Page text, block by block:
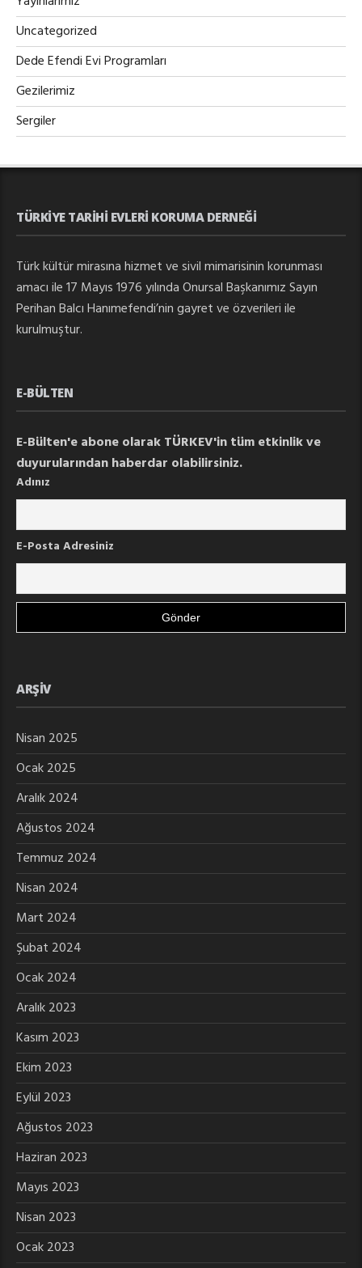
Uncategorized
Dede Efendi Evi Programları
Gezilerimiz
Sergiler
TÜRKIYE TARIHI EVLERI KORUMA DERNEĞI
Türk kültür mirasına hizmet ve sivil mimarisinin korunması
amacı ile 17 Mayıs 1976 yılında Onursal Başkanımız Sayın
Perihan Balcı Hanımefendi’nin gayret ve özverileri ile
kurulmuştur.
E-BÜLTEN
E-Bülten'e abone olarak TÜRKEV'in tüm etkinlik ve
duyurularından haberdar olabilirsiniz.
Adınız
E-Posta Adresiniz
ARŞIV
Nisan 2025
Ocak 2025
Aralık 2024
Ağustos 2024
Temmuz 2024
Nisan 2024
Mart 2024
Şubat 2024
Ocak 2024
Aralık 2023
Kasım 2023
Ekim 2023
Eylül 2023
Ağustos 2023
Haziran 2023
Mayıs 2023
Nisan 2023
Ocak 2023